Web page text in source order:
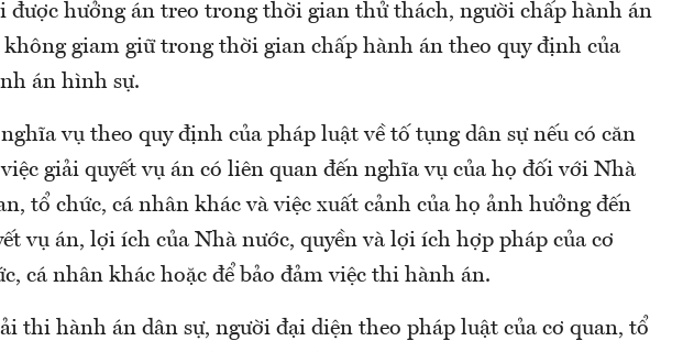
được hưởng án treo trong thời gian thử thách, người chấp hành án
giam giữ trong thời gian chấp hành án theo quy định của
án hình sự.
vụ theo quy định của pháp luật về tố tụng dân sự nếu có căn
giải quyết vụ án có liên quan đến nghĩa vụ của họ đối với Nhà
tổ chức, cá nhân khác và việc xuất cảnh của họ ảnh hưởng đến
vụ án, lợi ích của Nhà nước, quyền và lợi ích hợp pháp của cơ
cá nhân khác hoặc để bảo đảm việc thi hành án.
thi hành án dân sự, người đại diện theo pháp luật của cơ quan, tổ